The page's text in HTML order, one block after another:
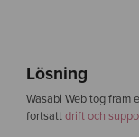
Lösning
Wasabi Web tog fram
fortsattdrift och